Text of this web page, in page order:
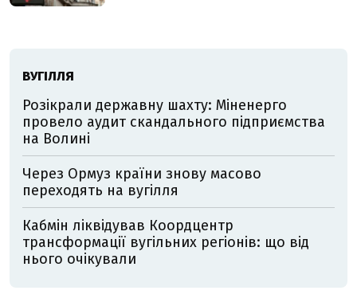
ВУГІЛЛЯ
Розікрали державну шахту: Міненерго
провело аудит скандального підприємства
на Волині
Через Ормуз країни знову масово
переходять на вугілля
Кабмін ліквідував Коордцентр
трансформації вугільних регіонів: що від
нього очікували